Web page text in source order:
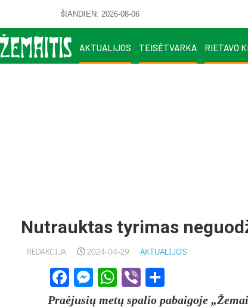
ŠIANDIEN: 2026-08-06
AKTUALIJOS TEISĖTVARKA RIETAVO
Nutrauktas tyrimas
REDAKCIJA 2024-04-29 AKTUALIJOS
Facebook
Messenger
WhatsApp
Viber
Praėjusių metų spalio pabaigoje